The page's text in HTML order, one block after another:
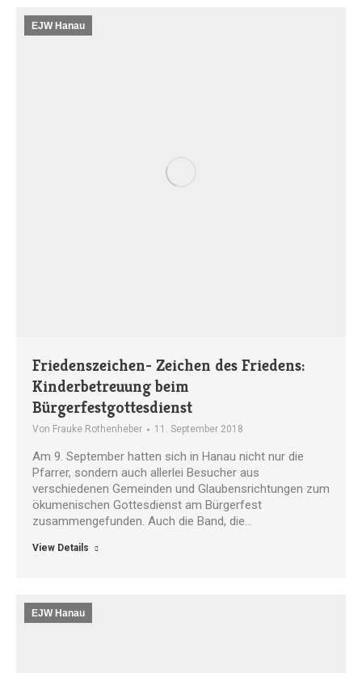
EJW Hanau
Friedenszeichen- Zeichen des Friedens:
Kinderbetreuung beim
Bürgerfestgottesdienst
Von Frauke Rothenheber 11. September 2018
Am 9. September hatten sich in Hanau nicht nur die
Pfarrer, sondern auch allerlei Besucher aus
verschiedenen Gemeinden und Glaubensrichtungen zum
ökumenischen Gottesdienst am Bürgerfest
zusammengefunden. Auch die Band, die…
View Details
EJW Hanau